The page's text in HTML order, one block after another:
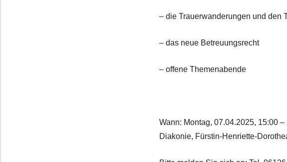
– die Trauerwanderungen und den
– das neue Betreuungsrecht
– offene Themenabende
Wann: Montag, 07.04.2025, 15:00
Diakonie, Fürstin-Henriette-